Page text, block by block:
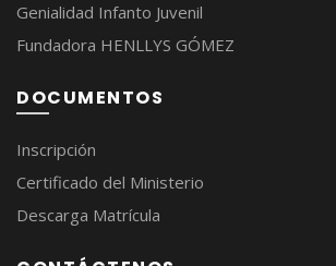
Genialidad Infanto Juvenil
Fundadora HENLLYS GÓMEZ
DOCUMENTOS
Inscripción
Certificado del Ministerio
Descarga Matrícula